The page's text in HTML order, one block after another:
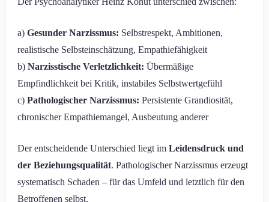
a) Gesunder Narzissmus: Selbstrespekt, Ambitionen,
realistische Selbsteinschätzung, Empathiefähigkeit
b) Narzisstische Verletzlichkeit: Übermäßige
Empfindlichkeit bei Kritik, instabiles Selbstwertgefühl
c) Pathologischer Narzissmus: Persistente Grandiosität,
chronischer Empathiemangel, Ausbeutung anderer
Der entscheidende Unterschied liegt im Leidensdruck und
der Beziehungsqualität. Pathologischer Narzissmus erzeugt
systematisch Schaden – für das Umfeld und letztlich für den
Betroffenen selbst.